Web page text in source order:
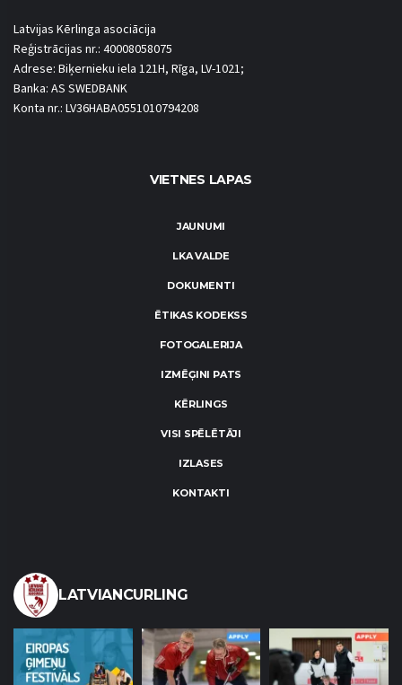
Latvijas Kērlinga asociācija
Reģistrācijas nr.: 40008058075
Adrese: Biķernieku iela 121H, Rīga, LV-1021;
Banka: AS SWEDBANK
Konta nr.: LV36HABA0551010794208
VIETNES LAPAS
JAUNUMI
LKA VALDE
DOKUMENTI
ĒTIKAS KODEKSS
FOTOGALERIJA
IZMĒĢINI PATS
KĒRLINGS
VISI SPĒLĒTĀJI
IZLASES
KONTAKTI
LATVIANCURLING